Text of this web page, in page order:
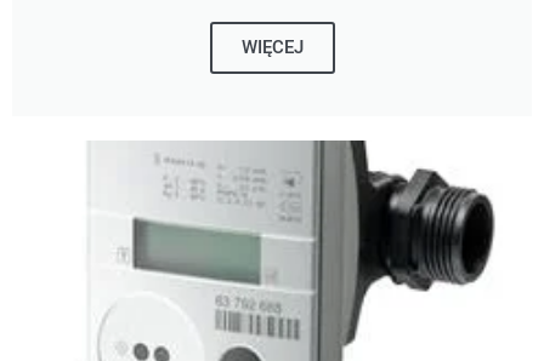
WIĘCEJ